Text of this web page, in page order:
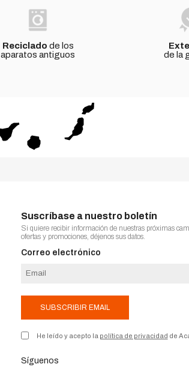
Reciclado de los
aparatos antiguos
de la
Suscríbase a nuestro boletín
Si quiere recibir información de nuestras próximas
ofertas y promociones, déjenos sus datos.
Correo electrónico
SUBSCRIBIR EMAIL
He leído y acepto la política de privacidad de
Síguenos